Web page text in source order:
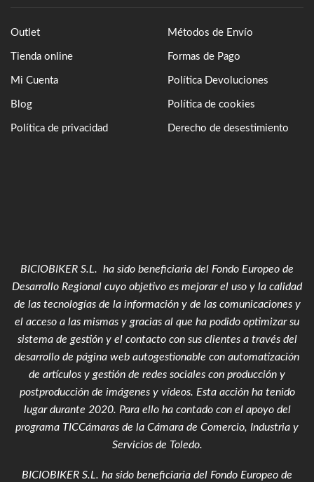
Outlet
Tienda online
Mi Cuenta
Blog
Política de privacidad
Métodos de Envío
Formas de Pago
Política Devoluciones
Política de cookies
Derecho de desestimiento
BICIOBIKER S.L. ha sido beneficiaria del Fondo Europeo de
Desarrollo Regional cuyo objetivo es mejorar el uso y la calidad
de las tecnologías de la información y de las comunicaciones y
el acceso a las mismas y gracias al que ha podido optimizar su
sistema de gestión y el contacto con sus clientes a través del
desarrollo de página web autogestionable con automatización
de artículos y gestión de redes sociales con producción y
postproducción de imágenes y vídeos. Esta acción ha tenido
lugar durante 2020. Para ello ha contado con el apoyo del
programa TICCámaras de la Cámara de Comercio, Industria y
Servicios de Toledo.
BICIOBIKER S.L. ha sido beneficiaria del Fondo Europeo de